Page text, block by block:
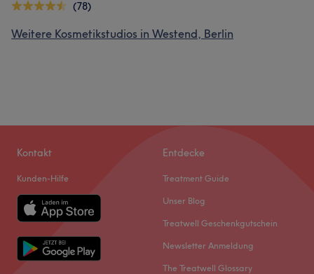
(78)
Weitere Kosmetikstudios in Westend, Berlin
Kontakt
Kunden-Hilfe
Entdecke
Treatment Guide
Unser Blog
Treatwell Geschenkgutschein
Newsletter Anmeldung
The Treatwell Glossary